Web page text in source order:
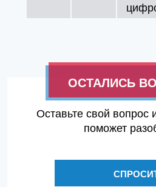
ОСТАЛИСЬ
Оставьте свой вопрос
поможет